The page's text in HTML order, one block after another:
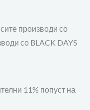
производи со
со BLACK DAYS
11% попуст на